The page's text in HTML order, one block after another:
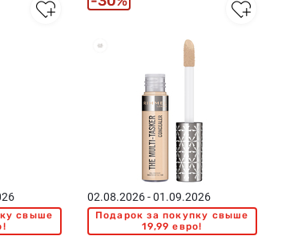
свыше
02.08.2026 - 01.09.2026
Подарок за покупку свыше
19,99 евро!